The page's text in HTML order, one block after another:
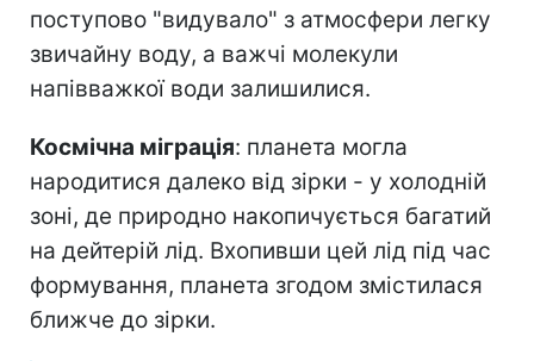
поступово "видувало" з атмосфери легку
звичайну воду, а важчі молекули
напівважкої води залишилися.
Космічна міграція: планета могла
народитися далеко від зірки - у холодній
зоні, де природно накопичується багатий
на дейтерій лід. Вхопивши цей лід під час
формування, планета згодом змістилася
ближче до зірки.